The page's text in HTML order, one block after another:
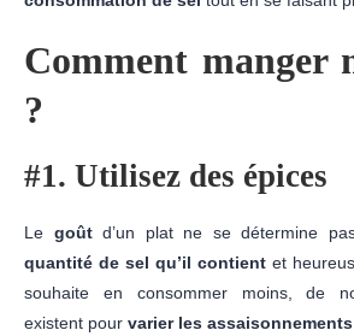
Comment manger
?
#1. Utilisez des épices
Le goûtd’un plat ne se détermine
quantité de sel qu’il contient et
souhaite en consommer moins, de
existent pour varier les assaisonnements